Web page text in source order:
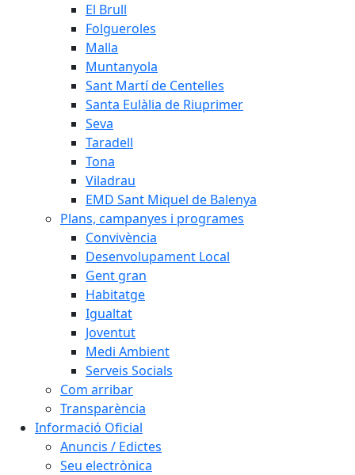
El Brull
Folgueroles
Malla
Muntanyola
Sant Martí de Centelles
Santa Eulàlia de Riuprimer
Seva
Taradell
Tona
Viladrau
EMD Sant Miquel de Balenya
Plans, campanyes i programes
Convivència
Desenvolupament Local
Gent gran
Habitatge
Igualtat
Joventut
Medi Ambient
Serveis Socials
Com arribar
Transparència
Informació Oficial
Anuncis / Edictes
Seu electrònica